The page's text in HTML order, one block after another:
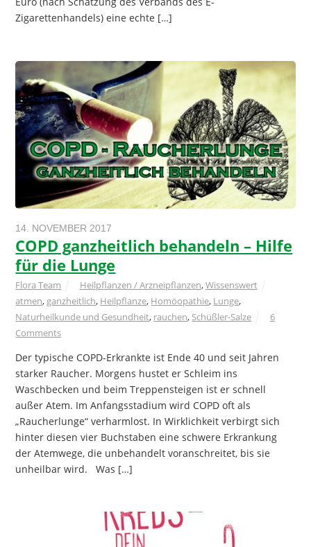
Zigarettenhandels) eine echte […]
14. NOVEMBER 2017
COPD ganzheitlich behandeln – Hilfe
für die Lunge
Flora Team Heilpflanzen / Arzneipflanzen,Wissenswert
atmen, ganzheitlich, Heilpflanze, Homöopathie, Lunge,
Naturheilkunde und Gesundheit, rauchen, Schüßler-Salze
6
Comments
Der typische COPD-Erkrankte ist Ende 40 und seit Jahren
starker Raucher. Morgens hustet er Schleim ins
Waschbecken und beim Treppensteigen ist er schnell
außer Atem. Im Anfangsstadium wird COPD oft als
„Raucherlunge“ verharmlost. In Wirklichkeit verbirgt sich
hinter diesen vier Buchstaben eine schwere Erkrankung
der Atemwege, die unbehandelt voranschreitet, bis sie
unheilbar wird. Was […]